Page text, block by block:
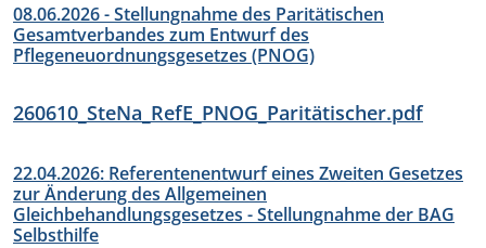
08.06.2026 - Stellungnahme des Paritätischen
Gesamtverbandes zum Entwurf des
Pflegeneuordnungsgesetzes (PNOG)
260610_SteNa_RefE_PNOG_Paritätischer.pdf
22.04.2026: Referentenentwurf eines Zweiten Gesetzes
zur Änderung des Allgemeinen
Gleichbehandlungsgesetzes - Stellungnahme der BAG
Selbsthilfe